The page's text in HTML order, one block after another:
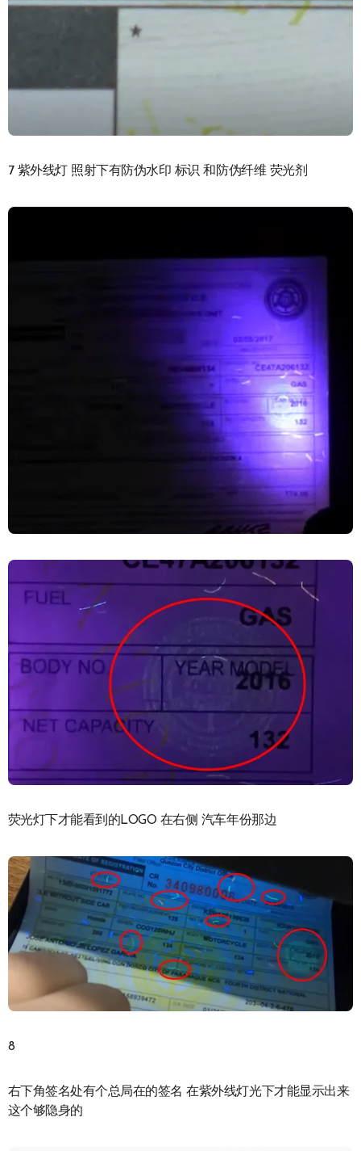
7 紫外线灯 照射下有防伪水印 标识 和防伪纤维 荧光剂
荧光灯下才能看到的LOGO 在右侧 汽车年份那边
8
右下角签名处有个总局在的签名 在紫外线灯光下才能显示出来
这个够隐身的